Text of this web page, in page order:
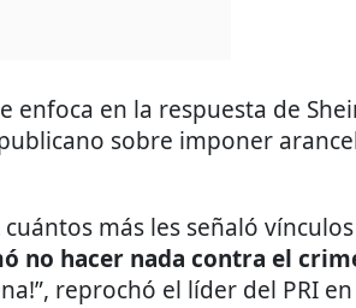
enfoca en la respuesta de
sobre imponer
cuántos más les señaló
no hacer nada contra el
reprochó el líder del PRI